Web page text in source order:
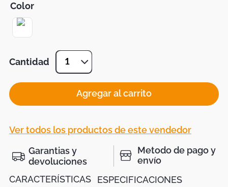
Color
Cantidad 1
Agregar al carrito
Ver todos los productos de este vendedor
Garantias y
devoluciones
Metodo de pago y
envío
CARACTERÍSTICAS
ESPECIFICACIONES